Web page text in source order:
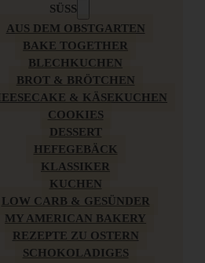
SÜSS
AUS DEM OBSTGARTEN
BAKE TOGETHER
BLECHKUCHEN
BROT & BRÖTCHEN
& KÄSEKUCHEN
COOKIES
DESSERT
HEFEGEBÄCK
KLASSIKER
KUCHEN
LOW CARB & GESÜNDER
MY AMERICAN BAKERY
REZEPTE ZU OSTERN
SCHOKOLADIGES